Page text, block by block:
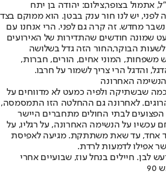
אתמול בצופר,צילום: יהודה בן יתח
יש לנו חור ענק בבטן. הוא ממוקם בצד
מחדש. זה קרה גם לפני. הרי אנחנו עם
שמונה חודשים שהתדירות של האירועים
הבוקר,החור הזה גדל בשלושה
משפחות, המוני אחים, הורים, חברות,
והדגל הרי צריך לשמור על חרבו.
האחרונה
שבשתיקה ולפיה כמעט לא מדווחים על
לאחרונה גם ההחלטה הזו התמסמסה,
לבתי החולים מתחברים היישר
עכשיו על הנשימה האחרונה, על רגליו, על
אחד, עד שאת משתתקת. מגיעה לאפיסת
אפילו לדמעות לרדת.
לבן. חיילים בנחל עוז, שבועיים אחרי